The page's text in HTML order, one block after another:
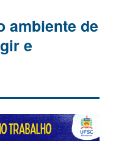
ambiente de
e